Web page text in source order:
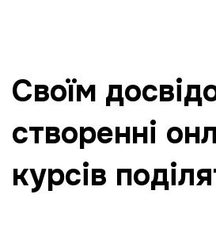
Своїм
створенні
курсів